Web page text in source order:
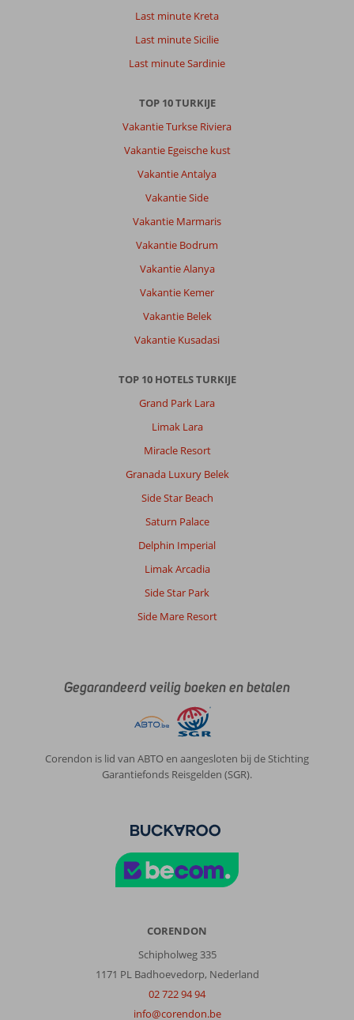
Last minute Kreta
Last minute Sicilie
Last minute Sardinie
TOP 10 TURKIJE
Vakantie Turkse Riviera
Vakantie Egeische kust
Vakantie Antalya
Vakantie Side
Vakantie Marmaris
Vakantie Bodrum
Vakantie Alanya
Vakantie Kemer
Vakantie Belek
Vakantie Kusadasi
TOP 10 HOTELS TURKIJE
Grand Park Lara
Limak Lara
Miracle Resort
Granada Luxury Belek
Side Star Beach
Saturn Palace
Delphin Imperial
Limak Arcadia
Side Star Park
Side Mare Resort
Gegarandeerd veilig boeken en betalen
Corendon is lid van ABTO en aangesloten bij de Stichting
Garantiefonds Reisgelden (SGR).
CORENDON
Schipholweg 335
1171 PL Badhoevedorp, Nederland
02 722 94 94
info@corendon.be